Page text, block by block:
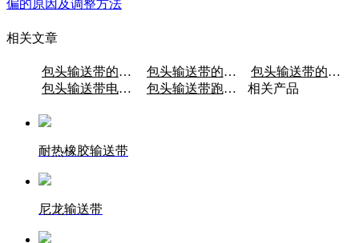
偏的原因及调整方法
相关文章
包头输送带的材质是什么？ 包头输送带的电机类型有哪些？
包头输送带的电机的类型
包头输送带电机转皮带
包头输送带跑偏的原因及调整方法 相关产品
耐热橡胶输送带
尼龙输送带